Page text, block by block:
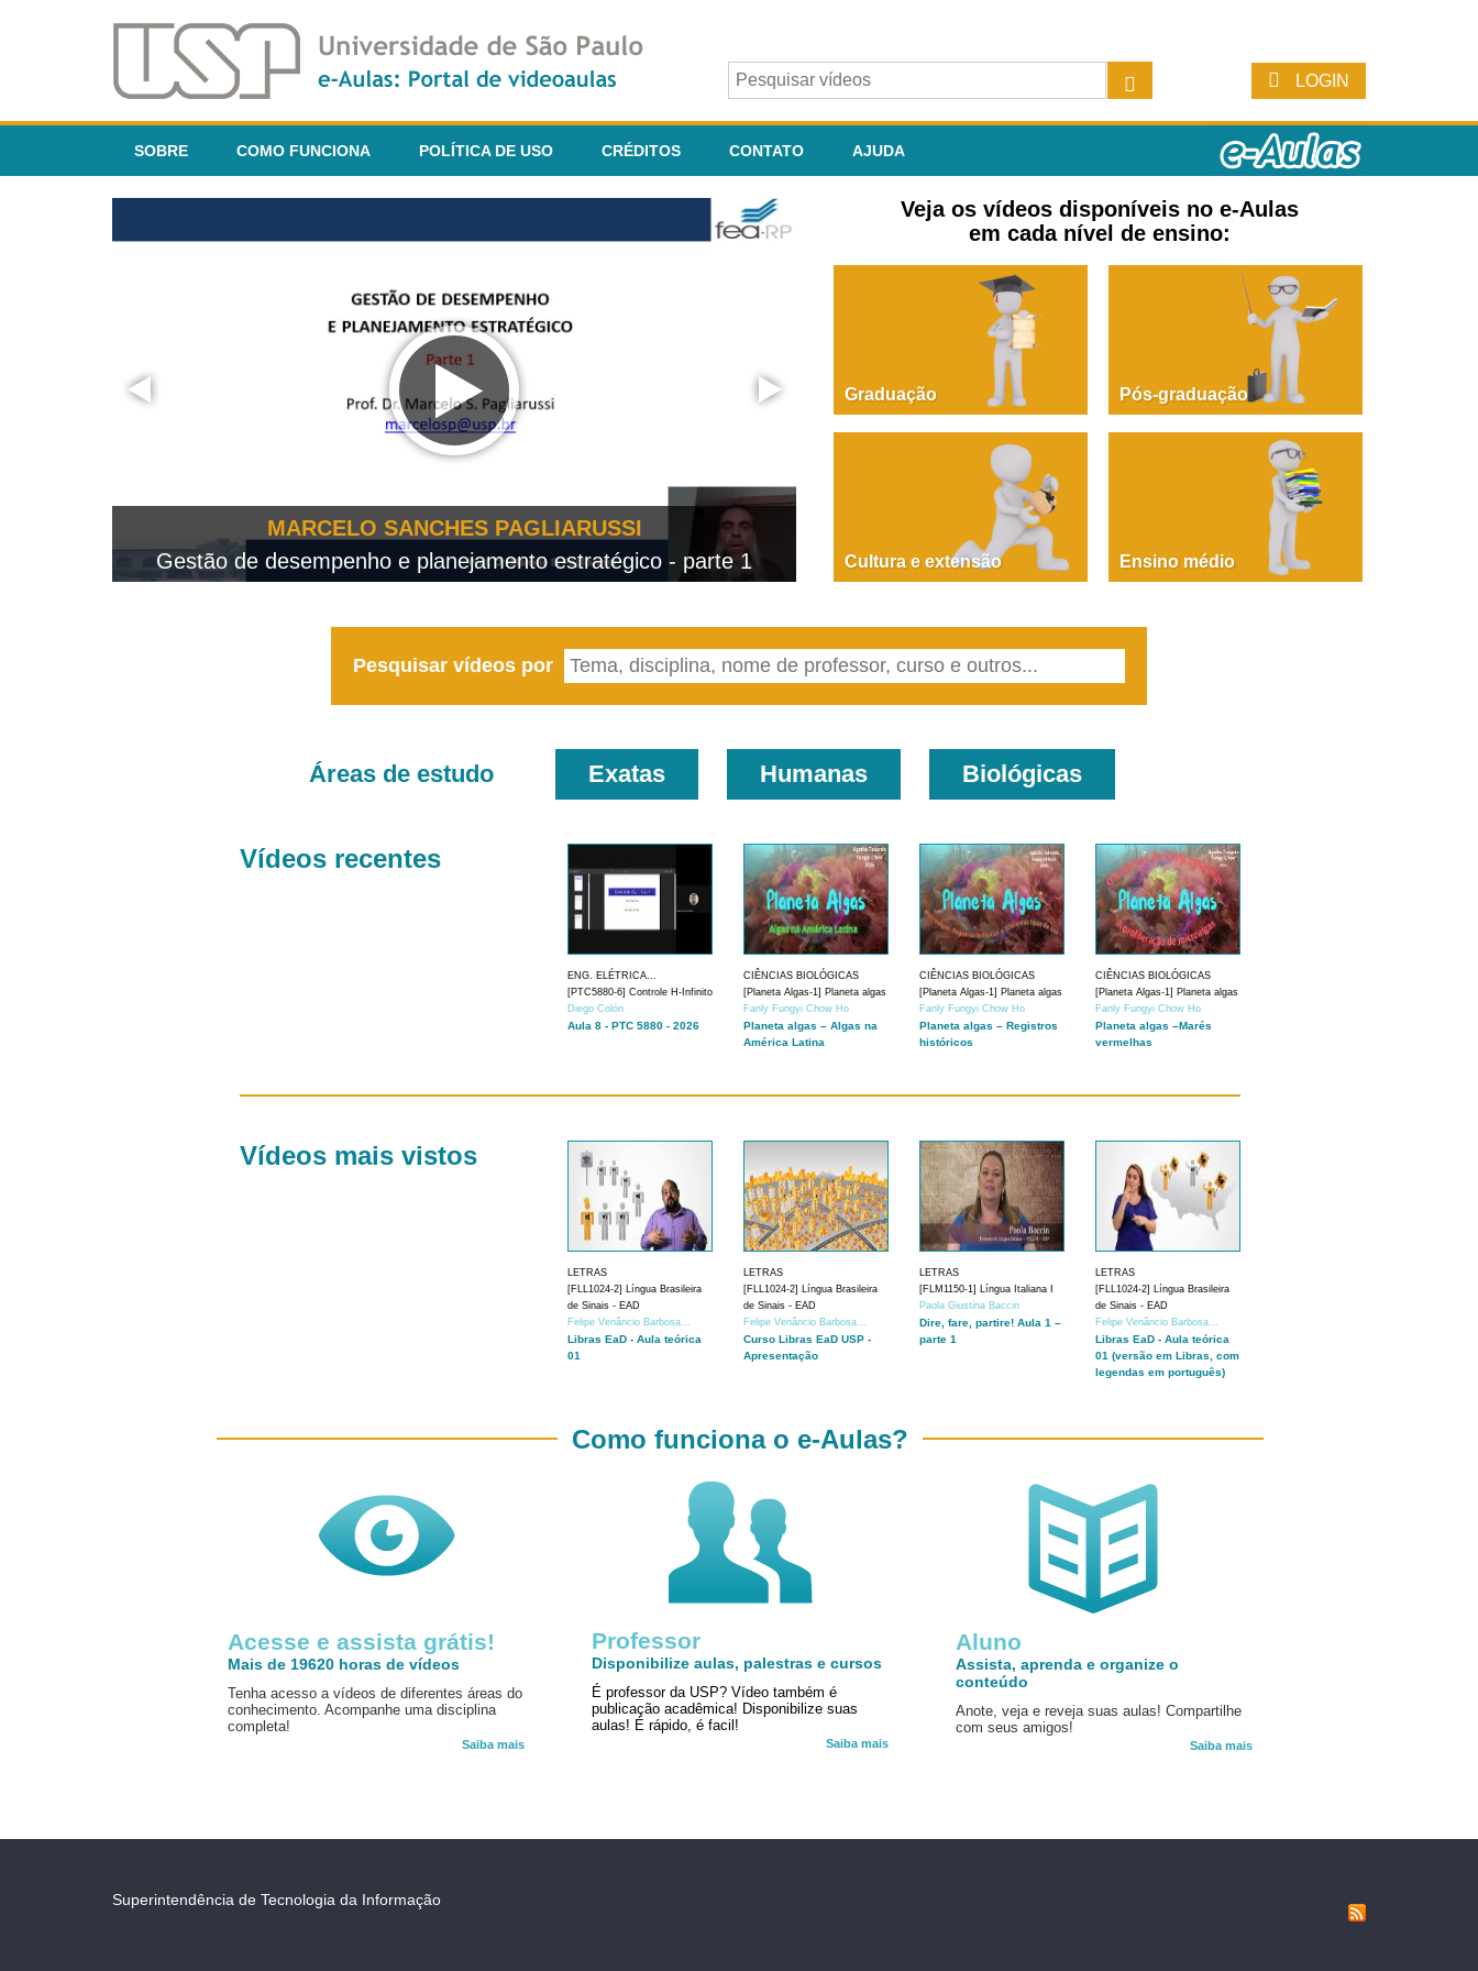
LOGIN
SOBRE COMO FUNCIONA POLÍTICA DE USO CRÉDITOS CONTATO AJUDA
MARCELO SANCHES PAGLIARUSSI
Gestão de desempenho e planejamento estratégico - parte 1
PAOLA GIUSTINA BACCIN
Dire, fare, partire! Aula 1 – parte 1
Veja os vídeos disponíveis no e-Aulas
em cada nível de ensino:
Graduação Pós-graduação
Cultura e extensão Ensino médio
Pesquisar vídeos por
Áreas de estudo Exatas Humanas Biológicas
Vídeos recentes
ENG. ELÉTRICA...
[PTC5880-6] Controle H-Infinito
Diego Colón
Aula 8 - PTC 5880 - 2026
CIÊNCIAS BIOLÓGICAS
[Planeta Algas-1] Planeta algas
Fanly Fungyi Chow Ho
Planeta algas – Algas na
América Latina
CIÊNCIAS BIOLÓGICAS
[Planeta Algas-1] Planeta algas
Fanly Fungyi Chow Ho
Planeta algas – Registros
históricos
CIÊNCIAS BIOLÓGICAS
[Planeta Algas-1] Planeta algas
Fanly Fungyi Chow Ho
Planeta algas –Marés
vermelhas
Vídeos mais vistos
LETRAS
[FLL1024-2] Língua Brasileira
de Sinais - EAD
Felipe Venâncio Barbosa...
Libras EaD - Aula teórica
01
LETRAS
[FLL1024-2] Língua Brasileira
de Sinais - EAD
Felipe Venâncio Barbosa...
Curso Libras EaD USP -
Apresentação
LETRAS
[FLM1150-1] Língua Italiana I
Paola Giustina Baccin
Dire, fare, partire! Aula 1 –
parte 1
LETRAS
[FLL1024-2] Língua Brasileira
de Sinais - EAD
Felipe Venâncio Barbosa...
Libras EaD - Aula teórica
01 (versão em Libras, com
legendas em português)
Acesse e assista grátis!
Mais de 19620 horas de vídeos
Tenha acesso a vídeos de diferentes áreas do
conhecimento. Acompanhe uma disciplina
completa!
Saiba mais
Aluno
Assista, aprenda e organize o
conteúdo
Anote, veja e reveja suas aulas! Compartilhe
com seus amigos!
Saiba mais
Como funciona o e-Aulas?
Professor
Disponibilize aulas, palestras e cursos
É professor da USP? Vídeo também é
publicação acadêmica! Disponibilize suas
aulas! É rápido, é facil!
Saiba mais
Superintendência de Tecnologia da Informação